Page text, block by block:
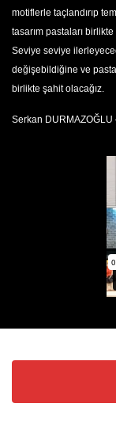
motiflerle taçlandırıp
tasarım pastaları
Seviye seviye
değişebildiğine ve
birlikte şahit olacağız.
Serkan DURMAZOĞLU